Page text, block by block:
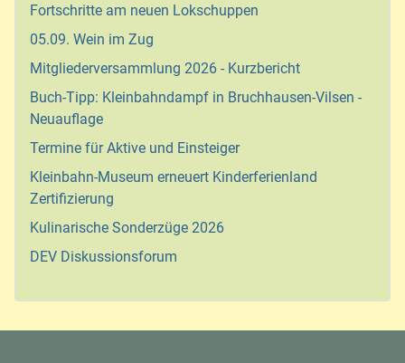
Fortschritte am neuen Lokschuppen
05.09. Wein im Zug
Mitgliederversammlung 2026 - Kurzbericht
Buch-Tipp: Kleinbahndampf in Bruchhausen-Vilsen -
Neuauflage
Termine für Aktive und Einsteiger
Kleinbahn-Museum erneuert Kinderferienland
Zertifizierung
Kulinarische Sonderzüge 2026
DEV Diskussionsforum